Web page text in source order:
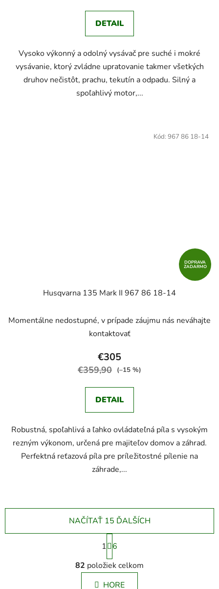
DETAIL
Vysoko výkonný a odolný vysávač pre suché i mokré
vysávanie, ktorý zvládne upratovanie takmer všetkých
druhov nečistôt, prachu, tekutín a odpadu. Silný a
spoľahlivý motor,...
DOPRAVA
ZADARMO
Husqvarna 135 Mark II 967 86 18‑14
hodnotenie
produktu
je
2,2
5
hviezdičiek.
Momentálne nedostupné, v prípade záujmu nás neváhajte
kontaktovať
€305
€359,90 (–15 %)
DETAIL
Robustná, spoľahlivá a ľahko ovládateľná píla s vysokým
rezným výkonom, určená pre majiteľov domov a záhrad.
Perfektná reťazová píla pre príležitostné pílenie na
záhrade,...
Kód: 967 86 18-14
O
v
l
NAČÍTAŤ 15 ĎALŠÍCH
S
t
r
á
n
k
1
6
82 položiek celkom
HORE